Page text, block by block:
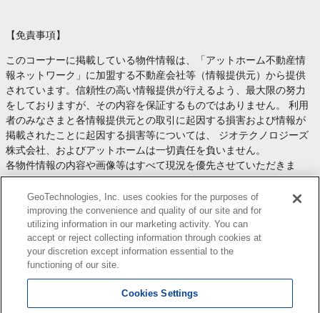
【免責事項】
このコーナーに掲載している物件情報は、「アットホーム不動産情
報ネットワーク」に加盟する不動産会社等（情報提供元）から提供
されています。信頼性の高い情報提供が行えるよう、最大限の努力
をしておりますが、その内容を保証するものではありません。 利用
者のみなさまと各情報提供元との取引に起因する損害および情報が
掲載されたことに起因する損害等については、 ジオテクノロジーズ
株式会社、およびアットホームは一切責任を負いません。
各物件情報の内容や画像等はすべて現況を優先させていただきま
す。
お取引等（お取引の準備、資金調達等を含みます）の際には、内容
や契約条件等について、 各情報提供元より十分な説明を受け、ご自
身でご確認の上、判断してください。
このコーナーへの物件情報のご掲載、その他不動産業務ソリューシ
ョン等についての不動産会社様のお問合せはこちら
します。
GeoTechnologies, Inc. uses cookies for the purposes of
improving the convenience and quality of our site and for
utilizing information in our marketing activity. You can
accept or reject collecting information through cookies at
your discretion except information essential to the
functioning of our site.
Cookies Settings